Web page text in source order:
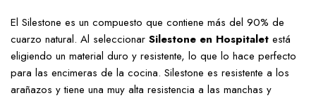
El Silestone es un compuesto que contiene más del 90% de
cuarzo natural. Al seleccionar Silestone en Hospitalet está
eligiendo un material duro y resistente, lo que lo hace perfecto
para las encimeras de la cocina. Silestone es resistente a los
arañazos y tiene una muy alta resistencia a las manchas y